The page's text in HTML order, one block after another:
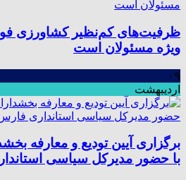
ظرفیت‌های کم‌نظیر کشاورزی
ویژه مسئولان است
۰۹
اردیبهشت
برگزاری آیین تودیع و معارفه
با حضور مدیرکل سیاسی